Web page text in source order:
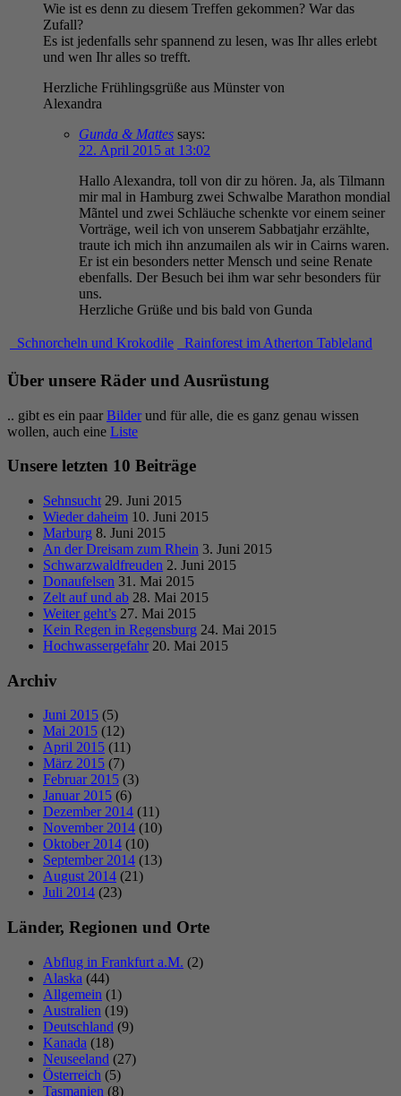
Wie ist es denn zu diesem Treffen gekommen? War das
Zufall?
Es ist jedenfalls sehr spannend zu lesen, was Ihr alles erlebt
und wen Ihr alles so trefft.
Herzliche Frühlingsgrüße aus Münster von
Alexandra
Gunda & Mattes says:
22. April 2015 at 13:02
Hallo Alexandra, toll von dir zu hören. Ja, als Tilmann
mir mal in Hamburg zwei Schwalbe Marathon mondial
Mãntel und zwei Schläuche schenkte vor einem seiner
Vorträge, weil ich von unserem Sabbatjahr erzählte,
traute ich mich ihn anzumailen als wir in Cairns waren.
Er ist ein besonders netter Mensch und seine Renate
ebenfalls. Der Besuch bei ihm war sehr besonders für
uns.
Herzliche Grüße und bis bald von Gunda
Schnorcheln und Krokodile Rainforest im Atherton Tableland
Über unsere Räder und Ausrüstung
.. gibt es ein paar Bilder und für alle, die es ganz genau wissen
wollen, auch eine Liste
Unsere letzten 10 Beiträge
Sehnsucht 29. Juni 2015
Wieder daheim 10. Juni 2015
Marburg 8. Juni 2015
An der Dreisam zum Rhein 3. Juni 2015
Schwarzwaldfreuden 2. Juni 2015
Donaufelsen 31. Mai 2015
Zelt auf und ab 28. Mai 2015
Weiter geht’s 27. Mai 2015
Kein Regen in Regensburg 24. Mai 2015
Hochwassergefahr 20. Mai 2015
Archiv
Juni 2015 (5)
Mai 2015 (12)
April 2015 (11)
März 2015 (7)
Februar 2015 (3)
Januar 2015 (6)
Dezember 2014 (11)
November 2014 (10)
Oktober 2014 (10)
September 2014 (13)
August 2014 (21)
Juli 2014 (23)
Länder, Regionen und Orte
Abflug in Frankfurt a.M. (2)
Alaska (44)
Allgemein (1)
Australien (19)
Deutschland (9)
Kanada (18)
Neuseeland (27)
Österreich (5)
Tasmanien (8)